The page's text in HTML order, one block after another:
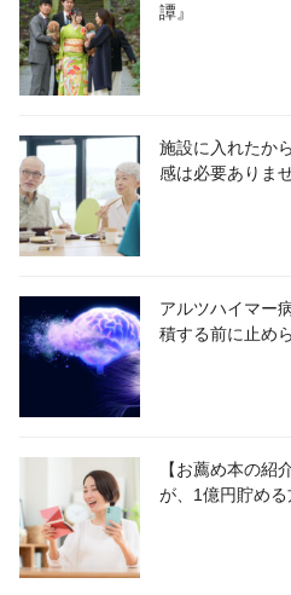
譚』
施設に入れたか
感は必要ありま
アルツハイマー
積する前に止め
【お薦め本の紹
が、1億円貯める